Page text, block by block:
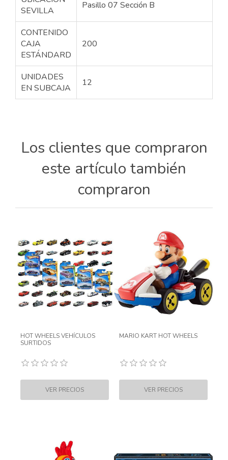
SEVILLA
Pasillo 07 Sección B
CONTENIDO
CAJA
ESTÁNDARD
200
UNIDADES
EN SUBCAJA
12
Los clientes que compraron
este artículo también
compraron
HOT WHEELS VEHÍCULOS
SURTIDOS
MARIO KART HOT WHEELS